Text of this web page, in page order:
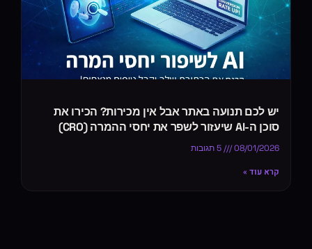
יש לכם תנועה באתר אבל אין מכירות? הכירו את
סוכן ה-AI שיעזור לשפר את יחסי ההמרה (CRO)
08/01/2026 5 תגובות
קרא עוד »